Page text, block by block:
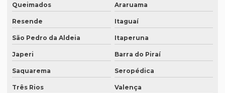
Empresa que apostila tradução juramentada em campinas
Empresa que faz tradução simultânea
Empresa que faz tradução simultânea em curitiba
Queimados Araruama
Resende Itaguaí
São Pedro da Aldeia Itaperuna
Japeri Barra do Piraí
Saquarema Seropédica
Três Rios Valença